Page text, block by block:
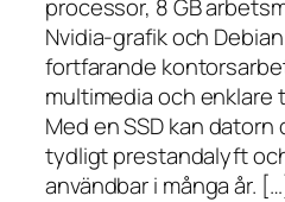
processor, 8 GB
Nvidia-grafik och
fortfarande
multimedia och enklare
Med en SSD kan
tydligt prestandalyft
användbar i många år.